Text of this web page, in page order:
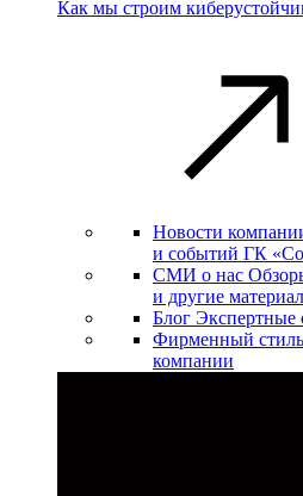
Как мы строим
Новости
и событий ГК
СМИ о нас
и другие
Блог Экспертные
Фирменный стиль
компании